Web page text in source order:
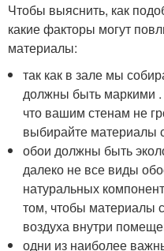
Чтобы выяснить, как
какие факторы могут
материалы:
так как в зале мы
должны быть маркими
что вашим стенам не
выбирайте материалы
обои должны быть
далеко не все виды
натуральных
том, чтобы материалы
воздуха внутри
одни из наиболее